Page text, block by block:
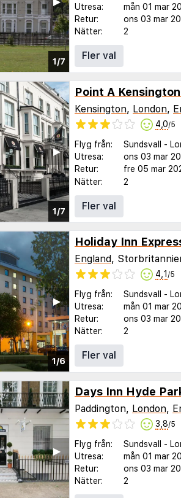
1/7
Utresa:
mån 01 mar
Retur:
ons 03 mar
Nätter:
2
Fler val
1/7
▶︎
Point A
Kensington, London,
4,0/5
Flyg från: Sundsvall -
Utresa:
ons 03 mar
Retur:
fre 05 mar
Nätter:
2
Fler val
1/6
▶︎
England,
4,1 /5
Flyg från: Sundsvall -
Utresa:
mån 01 mar
Retur:
ons 03 mar
Nätter:
2
Fler val
▶︎
Days Inn Hyde
Paddington, London,
3,8/5
Flyg från: Sundsvall -
Utresa:
mån 01 mar
Retur:
ons 03 mar
Nätter:
2